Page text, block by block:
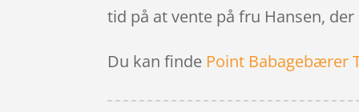
tid på at vente på fru Hansen,
Du kan finde Point Babagebærer